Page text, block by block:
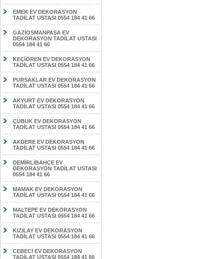
EMEK EV DEKORASYON
TADİLAT USTASI 0554 184 41 66
GAZİOSMANPAŞA EV
DEKORASYON TADİLAT USTASI
0554 184 41 66
KEÇİÖREN EV DEKORASYON
TADİLAT USTASI 0554 184 41 66
PURSAKLAR EV DEKORASYON
TADİLAT USTASI 0554 184 41 66
AKYURT EV DEKORASYON
TADİLAT USTASI 0554 184 41 66
ÇUBUK EV DEKORASYON
TADİLAT USTASI 0554 184 41 66
AKDERE EV DEKORASYON
TADİLAT USTASI 0554 184 41 66
DEMİRLİBAHÇE EV
DEKORASYON TADİLAT USTASI
0554 184 41 66
MAMAK EV DEKORASYON
TADİLAT USTASI 0554 184 41 66
MALTEPE EV DEKORASYON
TADİLAT USTASI 0554 184 41 66
KIZILAY EV DEKORASYON
TADİLAT USTASI 0554 184 41 66
CEBECİ EV DEKORASYON
TADİLAT USTASI 0554 184 41 66